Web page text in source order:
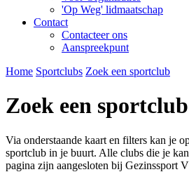
'Op Weg' lidmaatschap
Contact
Contacteer ons
Aanspreekpunt
Home Sportclubs Zoek een sportclub
Zoek een sportclub
Via onderstaande kaart en filters kan je
sportclub in je buurt. Alle clubs die je
pagina zijn aangesloten bij Gezinssport